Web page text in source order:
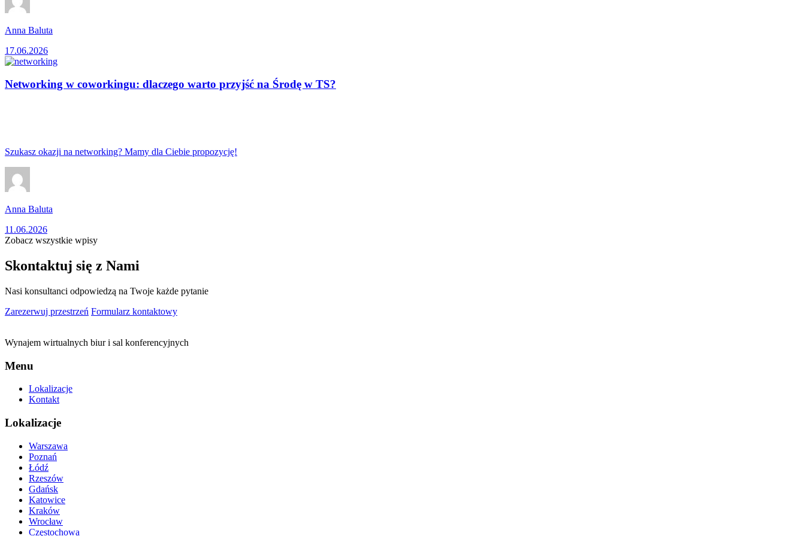
Anna Baluta
17.06.2026
Networking w coworkingu: dlaczego warto przyjść na Środę w TS?
Szukasz okazji na networking? Mamy dla Ciebie propozycję!
Anna Baluta
11.06.2026
Zobacz wszystkie wpisy
Skontaktuj się z Nami
Nasi konsultanci odpowiedzą na Twoje każde pytanie
Zarezerwuj przestrzeń Formularz kontaktowy
Wynajem wirtualnych biur i sal konferencyjnych
Menu
Lokalizacje
Kontakt
Lokalizacje
Warszawa
Poznań
Łódź
Rzeszów
Gdańsk
Katowice
Kraków
Wrocław
Częstochowa